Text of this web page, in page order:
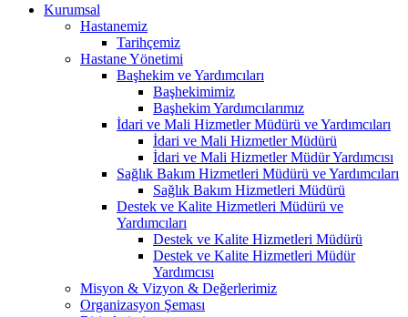
Kurumsal
Hastanemiz
Tarihçemiz
Hastane Yönetimi
Başhekim ve Yardımcıları
Başhekimimiz
Başhekim Yardımcılarımız
İdari ve Mali Hizmetler Müdürü ve Yardımcıları
İdari ve Mali Hizmetler Müdürü
İdari ve Mali Hizmetler Müdür Yardımcısı
Sağlık Bakım Hizmetleri Müdürü ve Yardımcıları
Sağlık Bakım Hizmetleri Müdürü
Destek ve Kalite Hizmetleri Müdürü ve
Yardımcıları
Destek ve Kalite Hizmetleri Müdürü
Destek ve Kalite Hizmetleri Müdür
Yardımcısı
Misyon & Vizyon & Değerlerimiz
Organizasyon Şeması